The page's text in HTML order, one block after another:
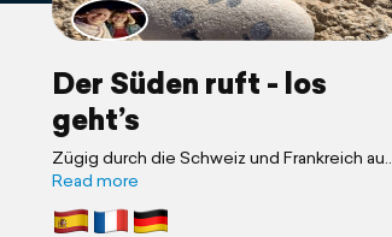
Der Süden ruft - los
geht’s
Zügig durch die Schweiz und Frankreich auf
der Suche nach der spanischen Wärme! ☀️
Spaniens Sonne ruft 😎
Read more